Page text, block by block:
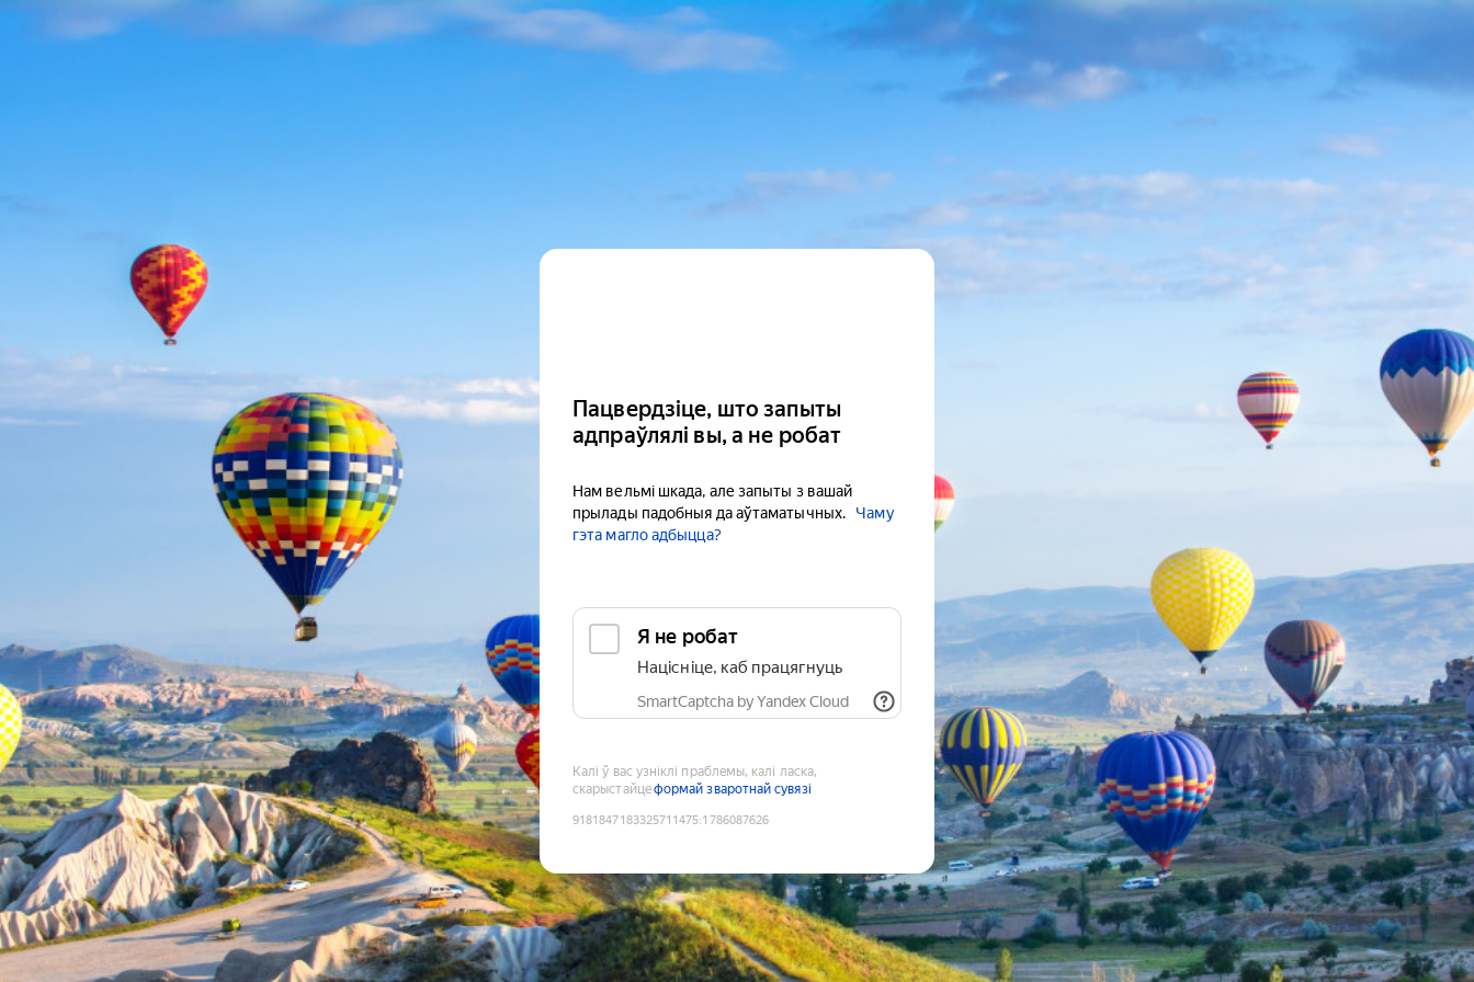
Пацвердзіце, што запыты
адпраўлялі вы, а не робат
Нам вельмі шкада, але запыты з вашай
прылады падобныя да аўтаматычных.
Чаму
гэта магло адбыцца?
Я не робат
Націсніце, каб працягнуць
SmartCaptcha by Yandex Cloud
Калі ў вас узніклі праблемы, калі ласка,
скарыстайцеформай зваротнай сувязі
9181847183325711475:1786087626